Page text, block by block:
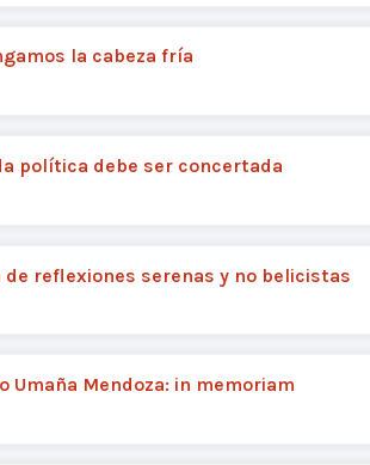
la cabeza fría
política debe ser concertada
de reflexiones serenas y no belicistas
Umaña Mendoza: in memoriam